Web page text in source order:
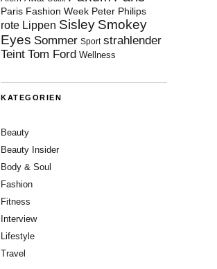
Paris Fashion Week Peter Philips
rote Lippen Sisley Smokey
Eyes Sommer Sport strahlender
Teint Tom Ford Wellness
KATEGORIEN
Beauty
Beauty Insider
Body & Soul
Fashion
Fitness
Interview
Lifestyle
Travel